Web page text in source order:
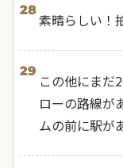
28
素晴らしい！
29
この他にまだ
ローの路線が
ムの前に駅が